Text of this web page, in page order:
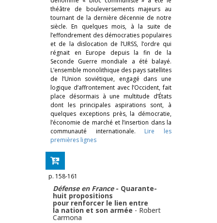
théâtre de bouleversements majeurs au
tournant de la dernière décennie de notre
siècle. En quelques mois, à la suite de
l’effondrement des démocraties populaires
et de la dislocation de l’URSS, l’ordre qui
régnait en Europe depuis la fin de la
Seconde Guerre mondiale a été balayé.
L’ensemble monolithique des pays satellites
de l’Union soviétique, engagé dans une
logique d’affrontement avec l’Occident, fait
place désormais à une multitude d’États
dont les principales aspirations sont, à
quelques exceptions près, la démocratie,
l’économie de marché et l’insertion dans la
communauté internationale. Lire les
premières lignes
p. 158-161
Défense en France- Quarante-
huit propositions
pour renforcer le lien entre
la nation et son armée - Robert
Carmona